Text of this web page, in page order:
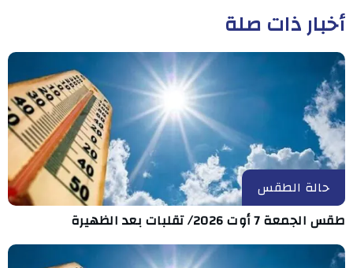
أخبار ذات صلة
حالة الطقس
طقس الجمعة 7 أوت 2026/ تقلبات بعد الظهيرة